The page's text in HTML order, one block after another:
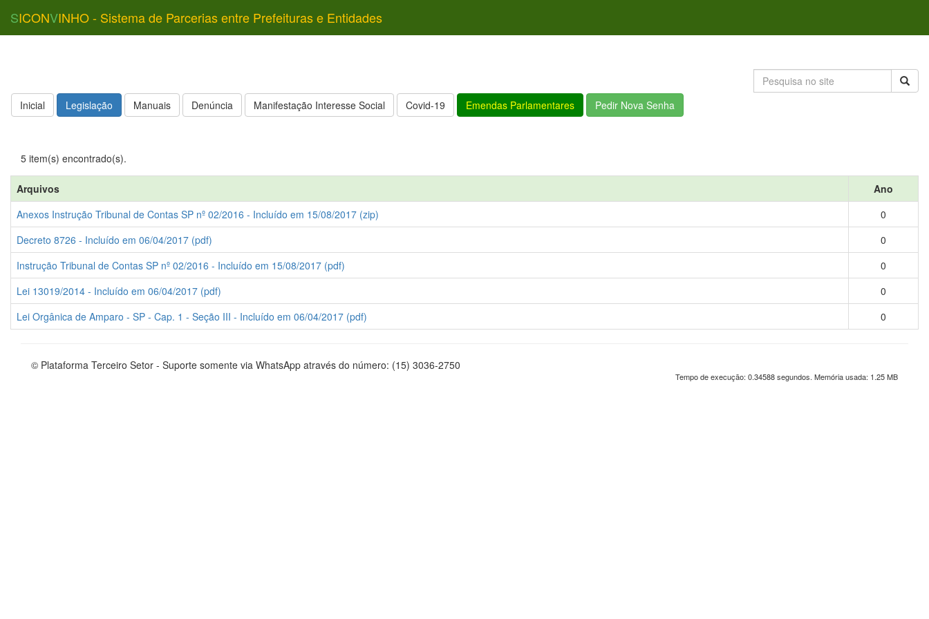
SICONVINHO - Sistema de Parcerias entre Prefeituras e Entidades
Inicial Legislação Manuais Denúncia Manifestação Interesse Social Covid-19 Emendas Parlamentares Pedir Nova Senha
5 item(s) encontrado(s).
Arquivos
Ano
Anexos Instrução Tribunal de Contas SP nº 02/2016 - Incluído em 15/08/2017 (zip)
0
Decreto 8726 - Incluído em 06/04/2017 (pdf)
0
Instrução Tribunal de Contas SP nº 02/2016 - Incluído em 15/08/2017 (pdf)
0
Lei 13019/2014 - Incluído em 06/04/2017 (pdf)
0
Lei Orgânica de Amparo - SP - Cap. 1 - Seção III - Incluído em 06/04/2017 (pdf)
0
© Plataforma Terceiro Setor - Suporte somente via WhatsApp através do número: (15) 3036-2750
Tempo de execução: 0.34588 segundos. Memória usada: 1.25 MB